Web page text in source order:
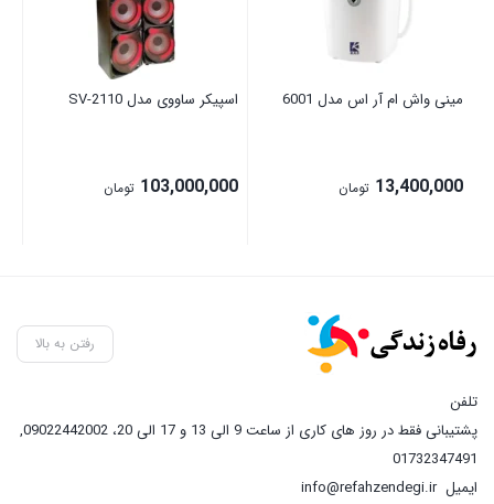
مینی واش ام آر اس مدل 6001
13,400,000 تومان
اسپیکر ساووی مدل SV-2110
103,000,000 تومان
رفتن به بالا
تلفن
پشتیبانی فقط در روز های کاری از ساعت 9 الی 13 و 17 الی 20، 09022442002
,
01732347491
ایمیلinfo@refahzendegi.ir